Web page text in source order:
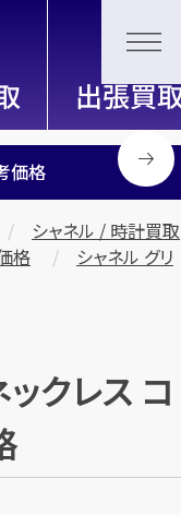
の買取専門店「買取大
価格
シャネル / 時計買取
格
シャネル グリ
クレス コ